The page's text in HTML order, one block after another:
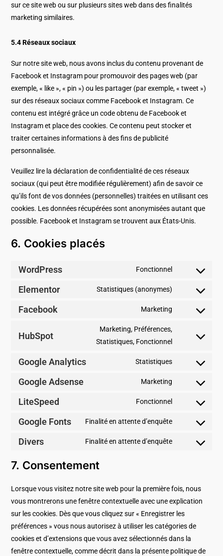
sur ce site web ou sur plusieurs sites web dans des finalités
marketing similaires.
5.4 Réseaux sociaux
Sur notre site web, nous avons inclus du contenu provenant de
Facebook et Instagram pour promouvoir des pages web (par
exemple, « like », « pin ») ou les partager (par exemple, « tweet »)
sur des réseaux sociaux comme Facebook et Instagram. Ce
contenu est intégré grâce un code obtenu de Facebook et
Instagram et place des cookies. Ce contenu peut stocker et
traiter certaines informations à des fins de publicité
personnalisée.
Veuillez lire la déclaration de confidentialité de ces réseaux
sociaux (qui peut être modifiée régulièrement) afin de savoir ce
qu’ils font de vos données (personnelles) traitées en utilisant ces
cookies. Les données récupérées sont anonymisées autant que
possible. Facebook et Instagram se trouvent aux États-Unis.
6. Cookies placés
WordPress Fonctionnel
Elementor Statistiques (anonymes)
Facebook Marketing
HubSpot
Marketing, Préférences,
Statistiques, Fonctionnel
Google Analytics Statistiques
Google Adsense Marketing
LiteSpeed Fonctionnel
Google Fonts Finalité en attente d’enquête
Divers Finalité en attente d’enquête
7. Consentement
Lorsque vous visitez notre site web pour la première fois, nous
vous montrerons une fenêtre contextuelle avec une explication
sur les cookies. Dès que vous cliquez sur « Enregistrer les
préférences » vous nous autorisez à utiliser les catégories de
cookies et d’extensions que vous avez sélectionnés dans la
fenêtre contextuelle, comme décrit dans la présente politique de